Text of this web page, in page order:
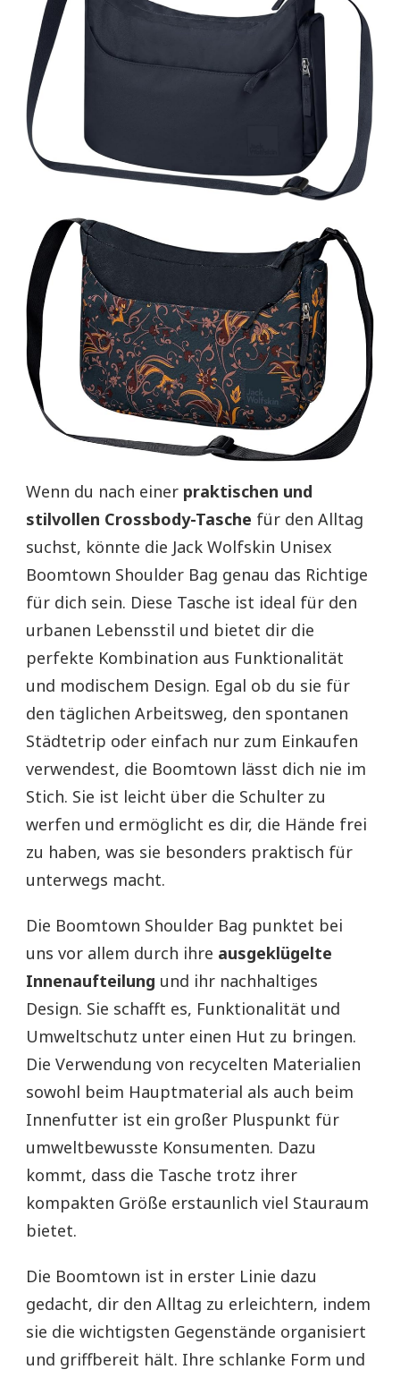
Wenn du nach einer praktischen und
stilvollen Crossbody-Tasche für den Alltag
suchst, könnte die Jack Wolfskin Unisex
Boomtown Shoulder Bag genau das Richtige
für dich sein. Diese Tasche ist ideal für den
urbanen Lebensstil und bietet dir die
perfekte Kombination aus Funktionalität
und modischem Design. Egal ob du sie für
den täglichen Arbeitsweg, den spontanen
Städtetrip oder einfach nur zum Einkaufen
verwendest, die Boomtown lässt dich nie im
Stich. Sie ist leicht über die Schulter zu
werfen und ermöglicht es dir, die Hände frei
zu haben, was sie besonders praktisch für
unterwegs macht.
Die Boomtown Shoulder Bag punktet bei
uns vor allem durch ihre ausgeklügelte
Innenaufteilung und ihr nachhaltiges
Design. Sie schafft es, Funktionalität und
Umweltschutz unter einen Hut zu bringen.
Die Verwendung von recycelten Materialien
sowohl beim Hauptmaterial als auch beim
Innenfutter ist ein großer Pluspunkt für
umweltbewusste Konsumenten. Dazu
kommt, dass die Tasche trotz ihrer
kompakten Größe erstaunlich viel Stauraum
bietet.
Die Boomtown ist in erster Linie dazu
gedacht, dir den Alltag zu erleichtern, indem
sie die wichtigsten Gegenstände organisiert
und griffbereit hält. Ihre schlanke Form und